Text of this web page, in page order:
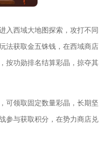
入西域大地图探索，攻打不同
法获取金五铢钱，在西域商店
按功勋排名结算彩晶，掠夺其
可领取固定数量彩晶，长期坚
参与获取积分，在势力商店兑